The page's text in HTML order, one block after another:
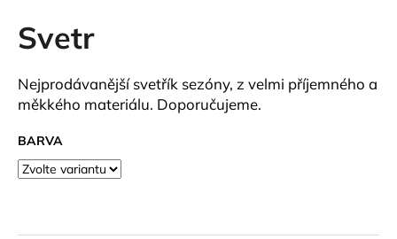
Svetr
Nejprodávanější svetřík sezóny, z velmi příjemného a
měkkého materiálu. Doporučujeme.
BARVA
D
o
o
r
č
u